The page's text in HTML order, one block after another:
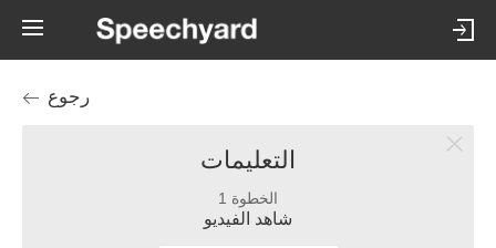
رجوع
التعليمات
الخطوة 1
شاهد الفيديو